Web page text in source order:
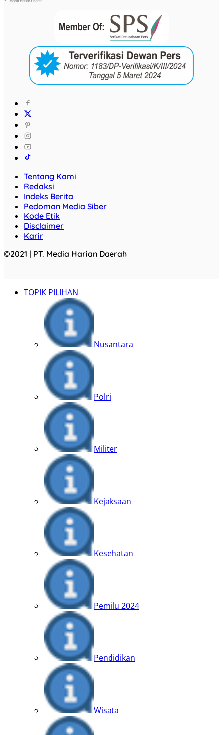
Tentang Kami
Redaksi
Indeks Berita
Pedoman Media Siber
Kode Etik
Disclaimer
Karir
©2021 | PT. Media Harian Daerah
TOPIK PILIHAN
Nusantara
Polri
Militer
Kejaksaan
Kesehatan
Pemilu 2024
Pendidikan
Wisata